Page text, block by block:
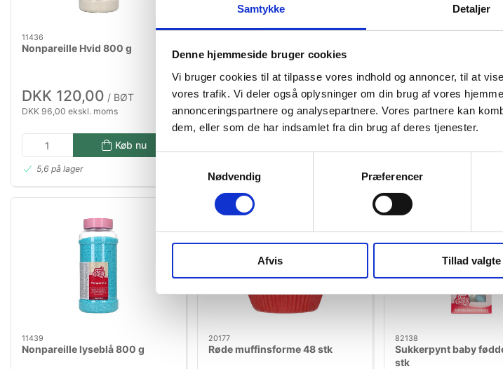
Samtykke Detaljer
Denne hjemmeside bruger cookies
Vi bruger cookies til at tilpasse vores indhold og annoncer, til at
vores trafik. Vi deler også oplysninger om din brug af vores
annonceringspartnere og analysepartnere. Vores partnere kan
dem, eller som de har indsamlet fra din brug af deres tjenester.
Samtykkevalg
Nødvendig
Præferencer
Afvis Tillad valgte
11436
Nonpareille Hvid 800 g
DKK 120,00 / BØT
DKK 96,00 ekskl. moms
Køb nu
5,6 på lager
Påske muffinsforme 48 stk
DKK 28,00/ STK
DKK 22,40 ekskl. moms
DKK 56,00/ PS
DKK 44,80 ekskl. moms
11439
Nonpareille lyseblå 800 g
20177
Røde muffinsforme 48 stk
82138
Sukkerpynt baby
stk